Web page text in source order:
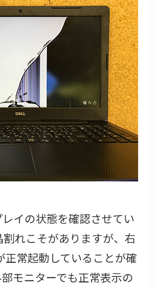
イの状態を確認させてい
れこそがありますが、右
常起動していることが確
モニターでも正常表示の